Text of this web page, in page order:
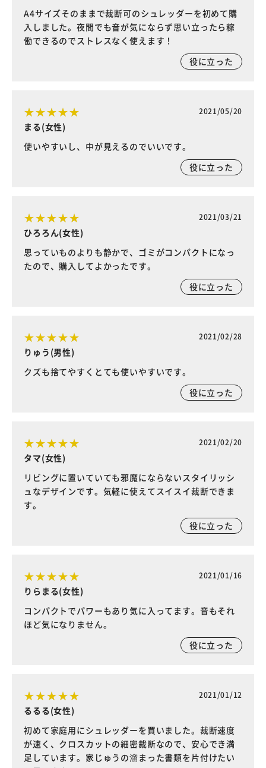
A4サイズそのままで裁断可のシュレッダーを初めて購
入しました。夜間でも音が気にならず思い立ったら稼
働できるのでストレスなく使えます！
役に立った
2021/05/20
まる(女性)
使いやすいし、中が見えるのでいいです。
役に立った
2021/03/21
ひろろん(女性)
思っていものよりも静かで、ゴミがコンパクトになっ
たので、購入してよかったです。
役に立った
2021/02/28
りゅう(男性)
クズも捨てやすくとても使いやすいです。
役に立った
2021/02/20
タマ(女性)
リビングに置いていても邪魔にならないスタイリッシ
ュなデザインです。気軽に使えてスイスイ裁断できま
す。
役に立った
2021/01/16
りらまる(女性)
コンパクトでパワーもあり気に入ってます。音もそれ
ほど気になりません。
役に立った
2021/01/12
るるる(女性)
初めて家庭用にシュレッダーを買いました。裁断速度
が速く、クロスカットの細密裁断なので、安心でき満
足しています。家じゅうの溜まった書類を片付けたい